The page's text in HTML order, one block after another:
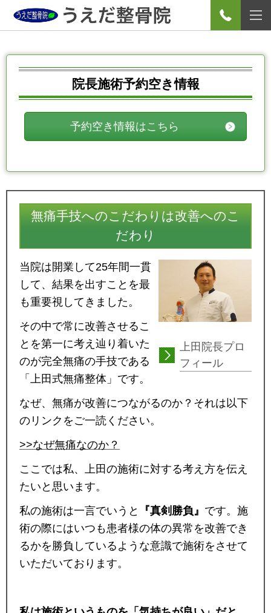
院長施術予約空き情報
予約空き情報はこちら
無痛手技へのこだわりは改善へのこ
だわり
上田院長プロ
フィール
当院は開業して25年間一貫
して、結果を出すことを最
も重要視してきました。
その中で常に改善させるこ
とを第一に考え辿り着いた
のが完全無痛の手技である
「上田式無痛整体」です。
なぜ、無痛が改善につながるのか？それは以下
のリンクをご一読ください。
>>なぜ無痛なのか？
ここでは私、上田の施術に対する考え方を伝え
たいと思います。
私の施術は一言でいうと
『真剣勝負』 です。施
術の際にはいつも患者様の体の異常を改善でき
るかを勝負しているような意識で施術をさせて
いただいております。